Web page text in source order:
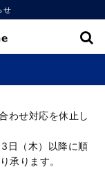
せ
わせ対応を休止し
日（木）以降に順
承ります。